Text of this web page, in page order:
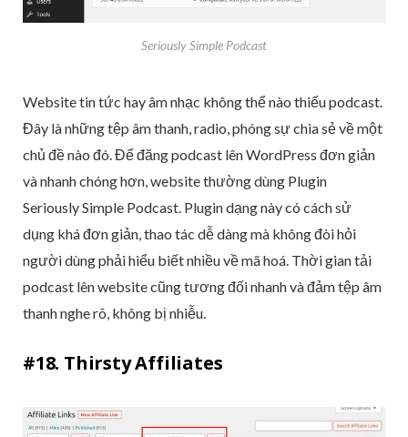
Seriously Simple Podcast
Website tin tức hay âm nhạc không thể nào thiếu podcast.
Đây là những tệp âm thanh, radio, phóng sự chia sẻ về một
chủ đề nào đó. Để đăng podcast lên WordPress đơn giản
và nhanh chóng hơn, website thường dùng Plugin
Seriously Simple Podcast. Plugin dạng này có cách sử
dụng khá đơn giản, thao tác dễ dàng mà không đòi hỏi
người dùng phải hiểu biết nhiều về mã hoá. Thời gian tải
podcast lên website cũng tương đối nhanh và đảm tệp âm
thanh nghe rõ, không bị nhiễu.
#18. Thirsty Affiliates